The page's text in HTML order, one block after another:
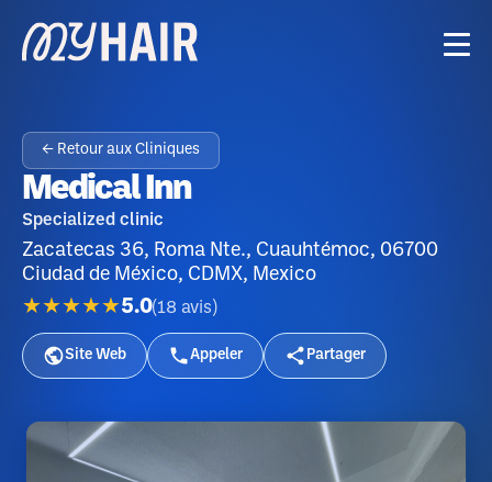
← Retour aux Cliniques
Medical Inn
Specialized clinic
Zacatecas 36, Roma Nte., Cuauhtémoc, 06700
Ciudad de México, CDMX, Mexico
★★★★★5.0(18 avis )
Site Web Appeler Partager